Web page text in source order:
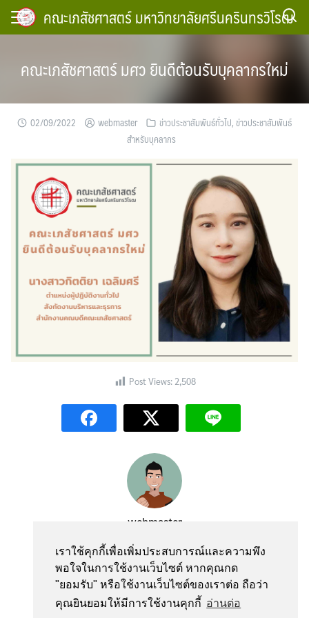
เราใช้คุกกี้เพื่อเพิ่มประสบการณ์และความพึง
พอใจในการใช้งานเว็บไซต์ หากคุณกด
"ยอมรับ" หรือใช้งานเว็บไซต์ของเราต่อ ถือว่า
คุณยินยอมให้มีการใช้งานคุกกี้ อ่านต่อ
Skip
คณะเภสัชศาสตร์ มหาวิทยาลัยศรีนครินทรวิโรฒ
คณะเภสัชศาสตร์ มศว ยินดีต้อนรับบุคลากรใหม่
02/09/2022 webmaster ข่าวประชาสัมพันธ์ทั่วไป,ข่าวประชาสัมพันธ์
สำหรับบุคลากร
Post Views: 2,508
webmaster